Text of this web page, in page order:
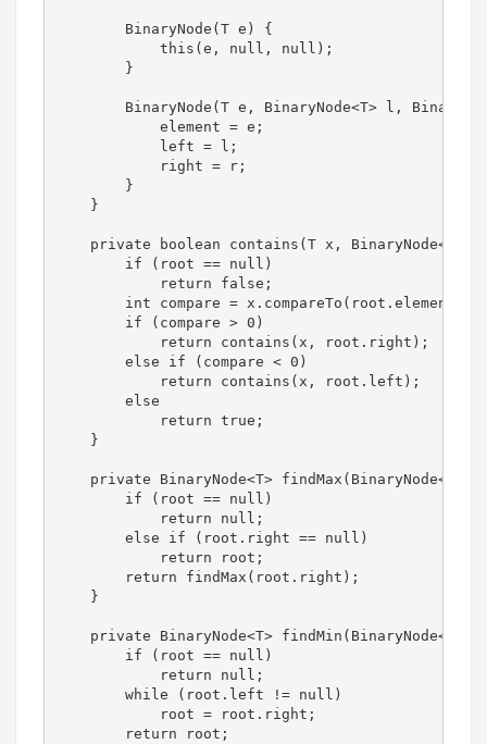
        BinaryNode(T e) {
            this(e, null, null);
        }
BinaryNode(T e, BinaryNode<T> l,
            element = e;
            left = l;
            right = r;
        }
    }
private boolean contains(T x, BinaryNode<T>
        if (root == null)
            return false;
        int compare = x.compareTo(root.element);
        if (compare > 0)
            return contains(x, root.right);
        else if (compare < 0)
            return contains(x, root.left);
        else
            return true;
    }
private BinaryNode<T> findMax(BinaryNode<T>
        if (root == null)
            return null;
        else if (root.right == null)
            return root;
        return findMax(root.right);
    }
private BinaryNode<T> findMin(BinaryNode<T>
        if (root == null)
            return null;
        while (root.left != null)
            root = root.right;
        return root;